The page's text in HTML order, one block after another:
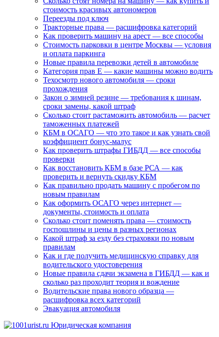
стоимость красивых автономеров
Переезды под ключ
Тракторные права — расшифровка категорий
Как проверить машину на арест — все способы
Стоимость парковки в центре Москвы — условия
и оплата паркинга
Новые правила перевозки детей в автомобиле
Категория прав Е — какие машины можно водить
Техосмотр нового автомобиля — сроки
прохождения
Закон о зимней резине — требования к шинам,
сроки замены, какой штраф
Сколько стоит растаможить автомобиль — расчет
таможенных платежей
КБМ в ОСАГО — что это такое и как узнать свой
коэффициент бонус-малус
Как проверить штрафы ГИБДД — все способы
проверки
Как восстановить КБМ в базе РСА — как
проверить и вернуть скидку КБМ
Как правильно продать машину с пробегом по
новым правилам
Как оформить ОСАГО через интернет —
документы, стоимость и оплата
Сколько стоит поменять права — стоимость
госпошлины и цены в разных регионах
Какой штраф за езду без страховки по новым
правилам
Как и где получить медицинскую справку для
водительского удостоверения
Новые правила сдачи экзамена в ГИБДД — как и
сколько раз проходит теория и вождение
Водительские права нового образца —
расшифровка всех категорий
Эвакуация автомобиля